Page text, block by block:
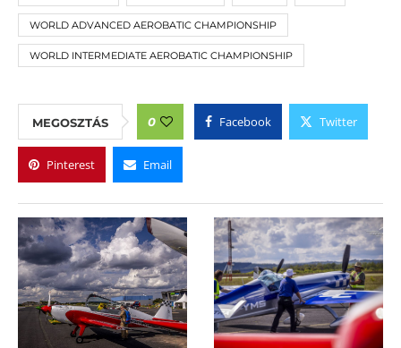
WORLD ADVANCED AEROBATIC CHAMPIONSHIP
WORLD INTERMEDIATE AEROBATIC CHAMPIONSHIP
MEGOSZTÁS 0 Facebook Twitter
Pinterest Email